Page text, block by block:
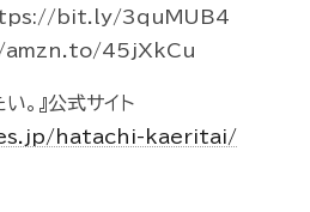
https://bit.ly/3quMUB4
amzn.to/45jXkCu
。』公式サイト
hatachi-kaeritai/